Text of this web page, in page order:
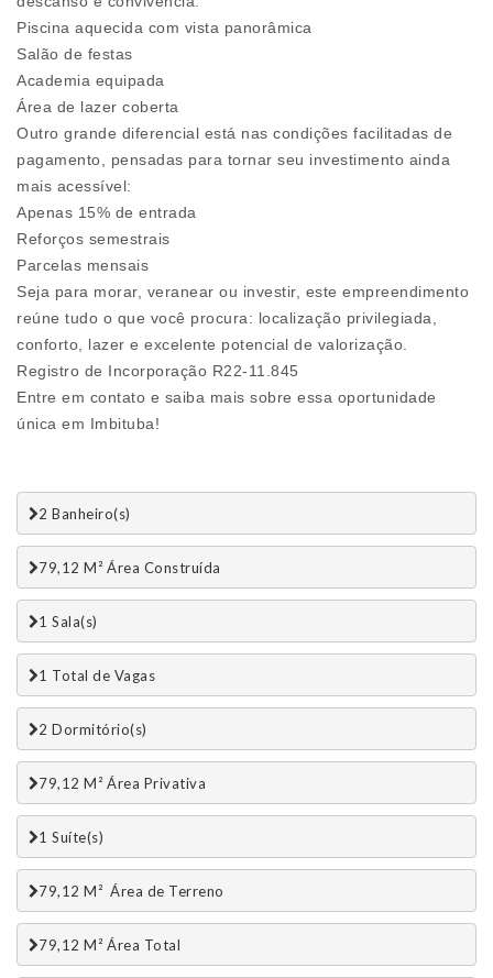
Piscina aquecida com vista panorâmica
Salão de festas
Academia equipada
Área de lazer coberta
Outro grande diferencial está nas condições facilitadas de
pagamento, pensadas para tornar seu investimento ainda
mais acessível:
Apenas 15% de entrada
Reforços semestrais
Parcelas mensais
Seja para morar, veranear ou investir, este empreendimento
reúne tudo o que você procura: localização privilegiada,
conforto, lazer e excelente potencial de valorização.
Registro de Incorporação R22-11.845
Entre em contato e saiba mais sobre essa oportunidade
única em Imbituba!
2 Banheiro(s)
79,12 M² Área Construída
1 Sala(s)
1 Total de Vagas
2 Dormitório(s)
79,12 M² Área Privativa
1 Suí­te(s)
79,12 M²  Área de Terreno
79,12 M² Área Total